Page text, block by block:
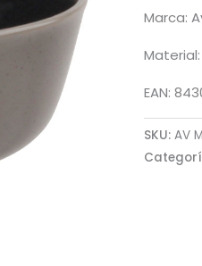
Marca:
EAN:
SKU: AV